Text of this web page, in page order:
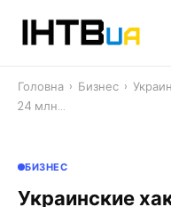
Головна › Бизнес ›
24 млн…
БИЗНЕС
Украинские